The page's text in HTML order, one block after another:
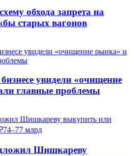
обхода запрета на
старых вагонов
увидели «очищение
главные проблемы
Шишкареву